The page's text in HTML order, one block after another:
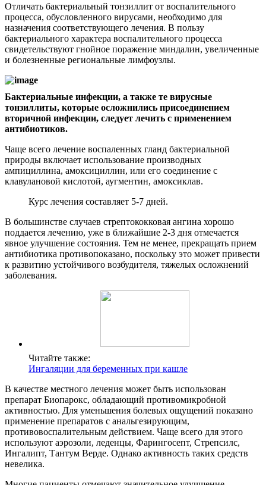
Отличать бактериальный тонзиллит от воспалительного
процесса, обусловленного вирусами, необходимо для
назначения соответствующего лечения. В пользу
бактериального характера воспалительного процесса
свидетельствуют гнойное поражение миндалин, увеличенные
и болезненные региональные лимфоузлы.
Бактериальные инфекции, а также те вирусные
тонзиллиты, которые осложнились присоединением
вторичной инфекции, следует лечить с применением
антибиотиков.
Чаще всего лечение воспаленных гланд бактериальной
природы включает использование производных
ампициллина, амоксициллин, или его соединение с
клавулановой кислотой, аугментин, амоксиклав.
Курс лечения составляет 5-7 дней.
В большинстве случаев стрептококковая ангина хорошо
поддается лечению, уже в ближайшие 2-3 дня отмечается
явное улучшение состояния. Тем не менее, прекращать прием
антибиотика противопоказано, поскольку это может привести
к развитию устойчивого возбудителя, тяжелых осложнений
заболевания.
Читайте также:
Ингаляции для беременных при кашле
В качестве местного лечения может быть использован
препарат Биопарокс, обладающий противомикробной
активностью. Для уменьшения болевых ощущений показано
применение препаратов с анальгезирующим,
противовоспалительным действием. Чаще всего для этого
используют аэрозоли, леденцы, Фарингосепт, Стрепсилс,
Ингалипт, Тантум Верде. Однако активность таких средств
невелика.